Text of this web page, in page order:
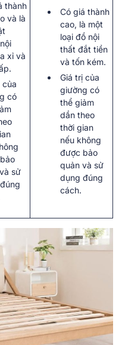
thành
và là
xỉ và
của
có
sử
Có giá thành
cao, là một
loại đồ nội
thất đắt tiền
và tốn kém.
Giá trị của
giường có
thể giảm
dần theo
thời gian
nếu không
được bảo
quản và sử
dụng đúng
cách.